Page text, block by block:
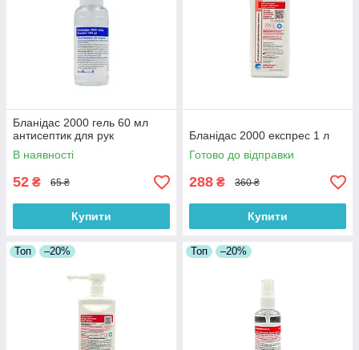
Бланідас 2000 гель 60 мл
антисептик для рук
В наявності
52 ₴ 65 ₴
Купити
Бланідас 2000 експрес 1 л
Готово до відправки
288 ₴ 360 ₴
Купити
Топ –20% Топ –20%